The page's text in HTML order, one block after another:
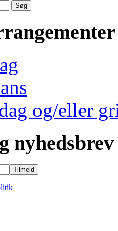
og/eller
nyhedsbrev